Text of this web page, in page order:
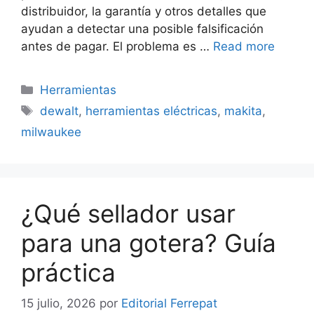
distribuidor, la garantía y otros detalles que
ayudan a detectar una posible falsificación
antes de pagar. El problema es … Read more
Categorías
Herramientas
Etiquetas
dewalt, herramientas eléctricas, makita,
milwaukee
¿Qué sellador usar
para una gotera? Guía
práctica
15 julio, 2026 por Editorial Ferrepat